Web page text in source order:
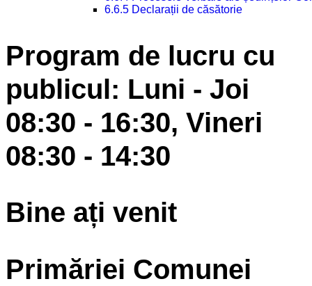
6.6.5 Declarații de căsătorie
Program de lucru cu
publicul: Luni - Joi
08:30 - 16:30, Vineri
08:30 - 14:30
Bine ați venit
Primăriei Comunei